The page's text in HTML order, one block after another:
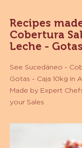
Recipes
Cobertura
Leche -
See Sucedáneo -
Gotas - Caja 10kg in
Made by Expert
your Sales